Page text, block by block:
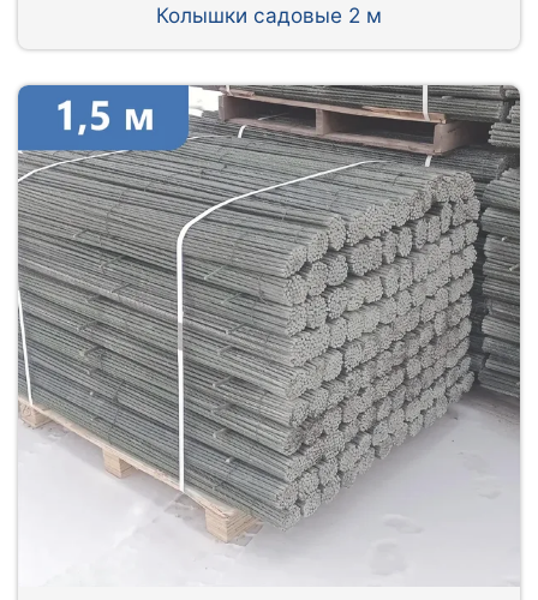
Колышки садовые 2 м